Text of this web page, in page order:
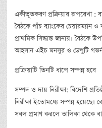
একীভূতকরণ প্রক্রিয়ার রূপরেখা :
বৈঠকে পাঁচ ব্যাংকের চেয়ারম্যান
প্রাথমিক সিদ্ধান্ত জানায়। বৈঠকে
আহসান এইচ মনসুর ও ডেপুটি
প্রক্রিয়াটি তিনটি ধাপে সম্পন্ন হবে
সম্পদ ও দায় নিরীক্ষা: বিদেশি
নিরীক্ষা ইতোমধ্যে সম্পন্ন হয়েছে।
সবল প্রমাণ করলে তালিকা থেকে